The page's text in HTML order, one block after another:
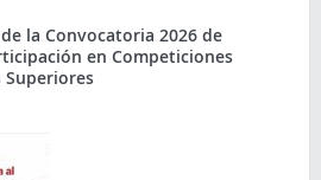
la Convocatoria 2026 de
en Competiciones
Superiores